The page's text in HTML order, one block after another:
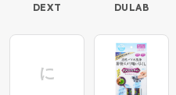
DEXT DULAB
に